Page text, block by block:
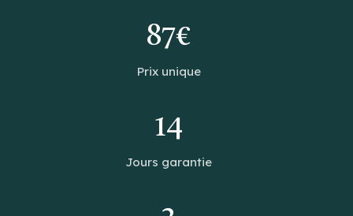
87€
Prix unique
14
Jours garantie